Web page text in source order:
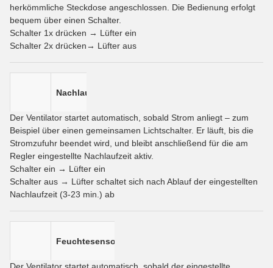
herkömmliche Steckdose angeschlossen. Die Bedienung erfolgt
bequem über einen Schalter.
Schalter 1x drücken → Lüfter ein
Schalter 2x drücken→ Lüfter aus
Nachlauf
Der Ventilator startet automatisch, sobald Strom anliegt – zum
Beispiel über einen gemeinsamen Lichtschalter. Er läuft, bis die
Stromzufuhr beendet wird, und bleibt anschließend für die am
Regler eingestellte Nachlaufzeit aktiv.
Schalter ein → Lüfter ein
Schalter aus → Lüfter schaltet sich nach Ablauf der eingestellten
Nachlaufzeit (3-23 min.) ab
Feuchtesensor
Der Ventilator startet automatisch, sobald der eingestellte